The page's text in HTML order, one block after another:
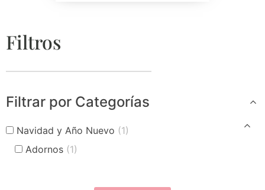
Filtros
Filtrar por Categorías
Navidad y Año Nuevo (1)
Adornos (1)